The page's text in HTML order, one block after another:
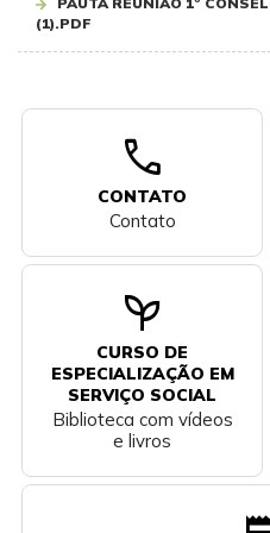
(1).PDF
call
CONTATO
Contato
psychiatry
CURSO DE
ESPECIALIZAÇÃO EM
SERVIÇO SOCIAL
Biblioteca com vídeos
e livros